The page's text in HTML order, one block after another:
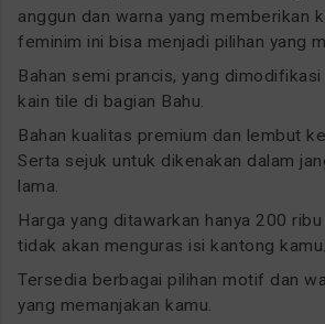
anggun dan warna yang memberikan
feminim ini bisa menjadi pilihan yang
Bahan semi prancis, yang
kain tile di bagian Bahu.
Bahan kualitas premium dan lembut
Serta sejuk untuk dikenakan dalam
lama.
Harga yang ditawarkan hanya 200
tidak akan menguras isi kantong kamu.
Tersedia berbagai pilihan motif dan
yang memanjakan kamu.